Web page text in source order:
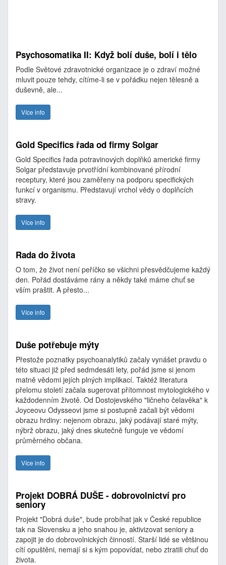
Psychosomatika II: Když bolí duše, bolí i tělo
Podle Světové zdravotnické organizace je o zdraví možné
mluvit pouze tehdy, cítíme-li se v pořádku nejen tělesně a
duševně, ale...
Více info
Gold Specifics řada od firmy Solgar
Gold Specifics řada potravinových doplňků americké firmy
Solgar představuje prvotřídní kombinované přírodní
receptury, které jsou zaměřeny na podporu specifických
funkcí v organismu. Představují vrchol vědy o doplňcích
stravy.
Více info
Rada do života
O tom, že život není peříčko se všichni přesvědčujeme každý
den. Pořád dostáváme rány a někdy také máme chuť se
vším praštit. A přesto...
Více info
Duše potřebuje mýty
Přestože poznatky psychoanalytiků začaly vynášet pravdu o
této situaci již před sedmdesáti lety, pořád jsme si jenom
matně vědomi jejích plných implikací. Taktéž literatura
přelomu století začala sugerovat přítomnost mytologického v
každodenním životě. Od Dostojevského "ličneho čelavěka" k
Joyceovu Odysseovi jsme si postupně začali být vědomi
obrazu hrdiny: nejenom obrazu, jaký podávají staré mýty,
nýbrž obrazu, jaký dnes skutečně funguje ve vědomí
průměrného občana.
Více info
Projekt DOBRÁ DUŠE - dobrovolnictví pro
seniory
Projekt "Dobrá duše", bude probíhat jak v České republice
tak na Slovensku a jeho snahou je, aktivizovat seniory a
zapojit je do dobrovolnických činností. Starší lidé se většinou
cítí opuštěni, nemají si s kým popovídat, nebo ztratili chuť do
života.